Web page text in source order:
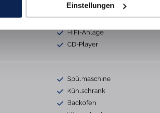
Einstellungen
Smart-TV
2x TV
HiFi-Anlage
CD-Player
Spülmaschine
Kühlschrank
Backofen